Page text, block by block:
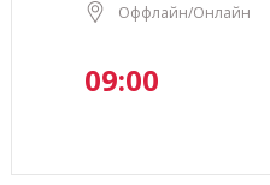
Оффлайн/Онлайн
09:00